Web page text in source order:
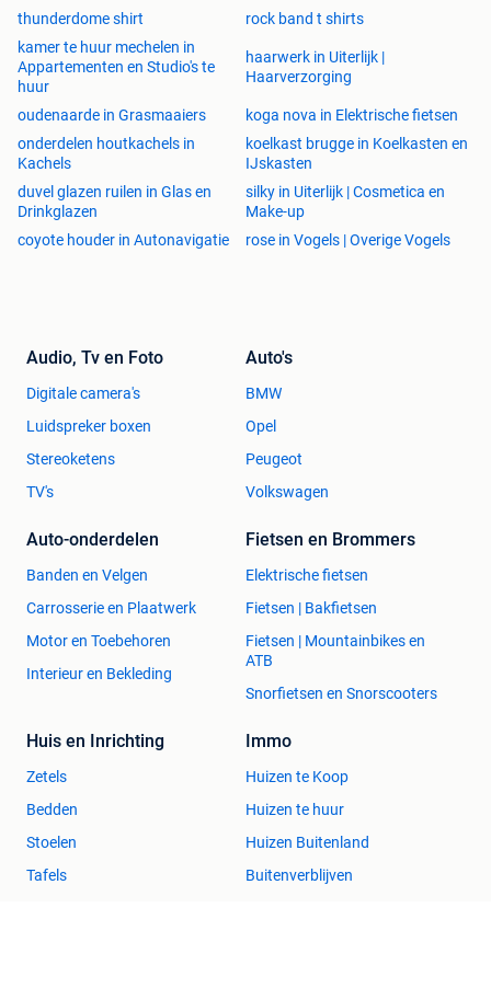
thunderdome shirt
rock band t shirts
kamer te huur mechelen in
Appartementen en Studio's te
huur
haarwerk in Uiterlijk |
Haarverzorging
oudenaarde in Grasmaaiers
koga nova in Elektrische fietsen
onderdelen houtkachels in
Kachels
koelkast brugge in Koelkasten en
IJskasten
duvel glazen ruilen in Glas en
Drinkglazen
silky in Uiterlijk | Cosmetica en
Make-up
coyote houder in Autonavigatie
rose in Vogels | Overige Vogels
Audio, Tv en Foto
Digitale camera's
Luidspreker boxen
Stereoketens
TV's
Auto's
BMW
Opel
Peugeot
Volkswagen
Auto-onderdelen
Banden en Velgen
Carrosserie en Plaatwerk
Motor en Toebehoren
Interieur en Bekleding
Fietsen en Brommers
Elektrische fietsen
Fietsen | Bakfietsen
Fietsen | Mountainbikes en
ATB
Snorfietsen en Snorscooters
Huis en Inrichting
Zetels
Bedden
Stoelen
Tafels
Immo
Huizen te Koop
Huizen te huur
Huizen Buitenland
Buitenverblijven